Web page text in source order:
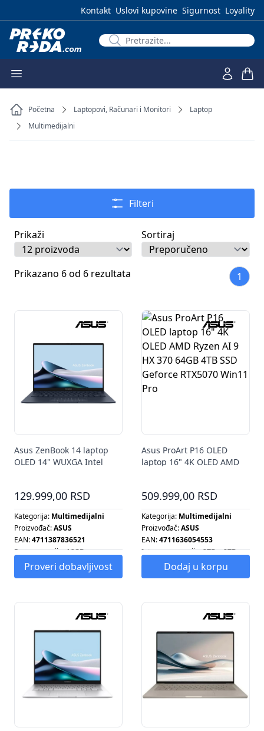
Kontakt Uslovi kupovine Sigurnost Loyality
Početna Laptopovi, Računari i Monitori
Laptop
Multimedijalni
Filteri
Prikaži Sortiraj
Prikazano 6 od 6 rezultata 1
Asus ZenBook 14 laptop
OLED 14" WUXGA Intel
129.999,00 RSD
Kategorija: Multimedijalni
Proizvođač:ASUS
EAN:4711387836521
Ram memorija:16GB
Proveri dobavljivost
Asus ProArt P16 OLED
laptop 16" 4K OLED AMD
Win11 Pro
509.999,00 RSD
Kategorija: Multimedijalni
Proizvođač:ASUS
EAN:4711636054553
Interna memorija:2TB + 2TB
Ram memorija: 64GB
Dodaj u korpu